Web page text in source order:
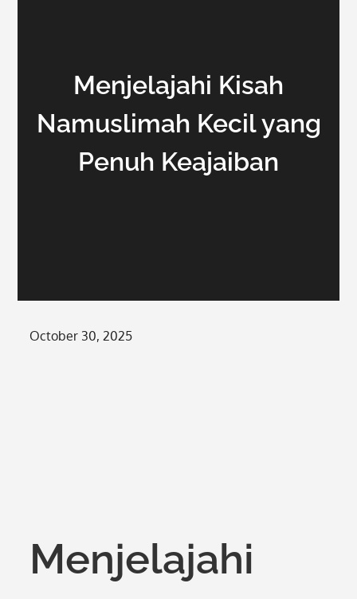
Menjelajahi Kisah
Namuslimah Kecil yang
Penuh Keajaiban
Posted
October 30, 2025
Menjelajahi